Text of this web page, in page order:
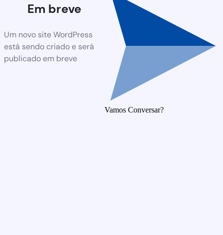
Em breve
Um novo site WordPress
está sendo criado e será
publicado em breve
Vamos Conversar?